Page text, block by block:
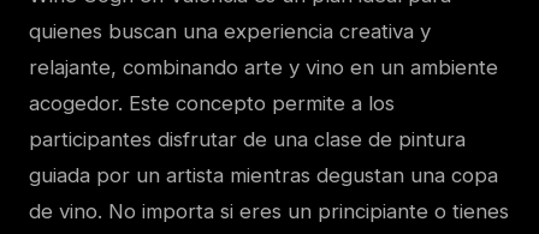
quienes buscan una experiencia creativa y
relajante, combinando arte y vino en un ambiente
acogedor. Este concepto permite a los
participantes disfrutar de una clase de pintura
guiada por un artista mientras degustan una copa
de vino. No importa si eres un principiante o tienes